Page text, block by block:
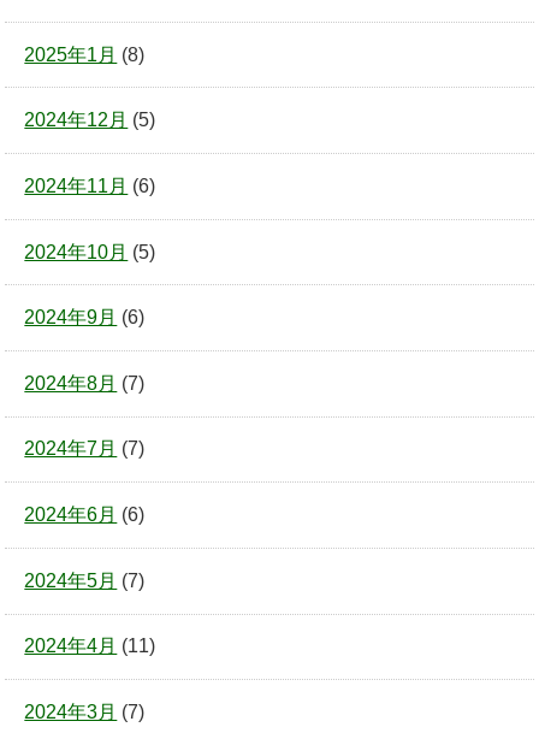
2025年1月 (8)
2024年12月 (5)
2024年11月 (6)
2024年10月 (5)
2024年9月 (6)
2024年8月 (7)
2024年7月 (7)
2024年6月 (6)
2024年5月 (7)
2024年4月 (11)
2024年3月 (7)